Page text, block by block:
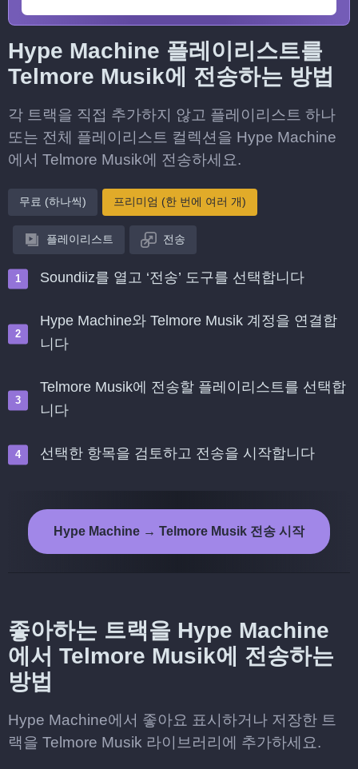
Hype Machine 플레이리스트를
Telmore Musik에 전송하는 방법
각 트랙을 직접 추가하지 않고 플레이리스트 하나
또는 전체 플레이리스트 컬렉션을 Hype Machine
에서 Telmore Musik에 전송하세요.
무료 (하나씩) 프리미엄 (한 번에 여러 개)
플레이리스트 전송
Soundiiz를 열고 ‘전송’ 도구를 선택합니다
Hype Machine와 Telmore Musik 계정을 연결합
니다
Telmore Musik에 전송할 플레이리스트를 선택합
니다
선택한 항목을 검토하고 전송을 시작합니다
Hype Machine → Telmore Musik 전송 시작
좋아하는 트랙을 Hype Machine
에서 Telmore Musik에 전송하는
방법
Hype Machine에서 좋아요 표시하거나 저장한 트
랙을 Telmore Musik 라이브러리에 추가하세요.